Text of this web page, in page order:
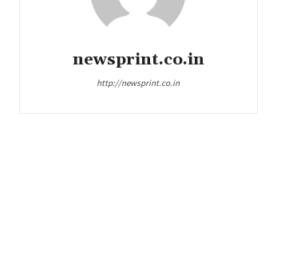
newsprint.co.in
http://newsprint.co.in